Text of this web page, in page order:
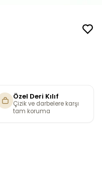
Özel Deri Kılıf
Çizik ve darbelere karşı
tam koruma